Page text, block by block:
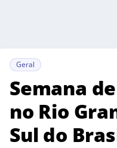
Geral
Semana
no Rio
Sul do